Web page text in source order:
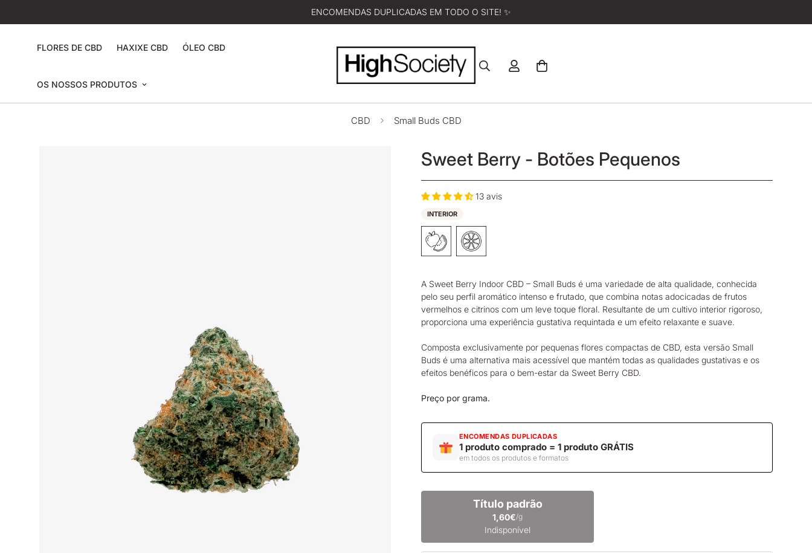
ENCOMENDAS DUPLICADAS EM TODO O SITE! ✨
FLORES DE CBD HAXIXE CBD ÓLEO CBD
OS NOSSOS PRODUTOS
CBD Small Buds CBD
Sweet Berry - Botões Pequenos
13 avis
INTERIOR
A Sweet Berry Indoor CBD – Small Buds é uma variedade de alta qualidade, conhecida
pelo seu perfil aromático intenso e frutado, que combina notas adocicadas de frutos
vermelhos e citrinos com um leve toque floral. Resultante de um cultivo interior rigoroso,
proporciona uma experiência gustativa requintada e um efeito relaxante e suave.
Composta exclusivamente por pequenas flores compactas de CBD, esta versão Small
Buds é uma alternativa mais acessível que mantém todas as qualidades gustativas e os
efeitos benéficos para o bem-estar da Sweet Berry CBD.
Preço por grama.
ENCOMENDAS DUPLICADAS
1 produto comprado = 1 produto GRÁTIS
em todos os produtos e formatos
Título padrão
1,60€/g
Indisponível